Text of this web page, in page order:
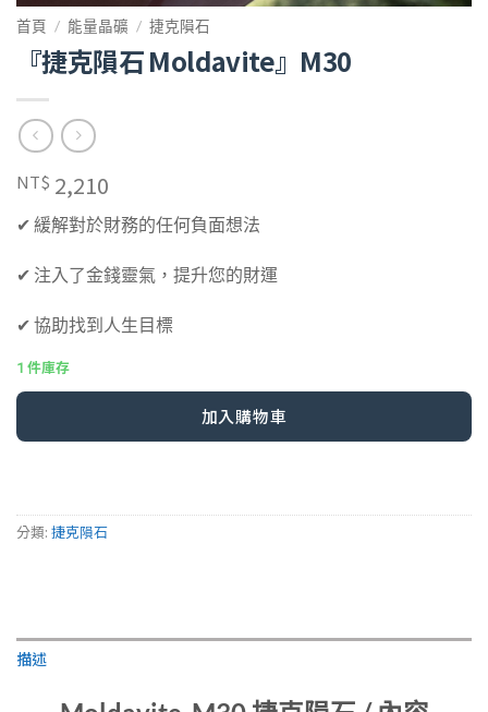
首頁 / 能量晶礦 / 捷克隕石
『捷克隕石 Moldavite』M30
NT$ 2,210
✔ 緩解對於財務的任何負面想法
✔ 注入了金錢靈氣，提升您的財運
✔ 協助找到人生目標
1 件庫存
加入購物車
Alternative:
分類: 捷克隕石
描述